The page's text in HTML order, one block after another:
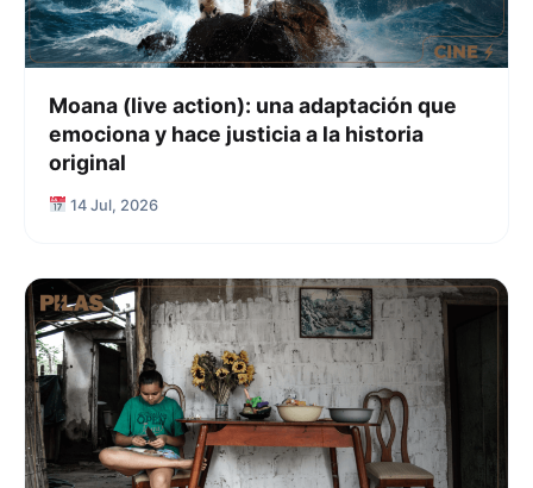
Moana (live action): una adaptación que
emociona y hace justicia a la historia
original
14 Jul, 2026